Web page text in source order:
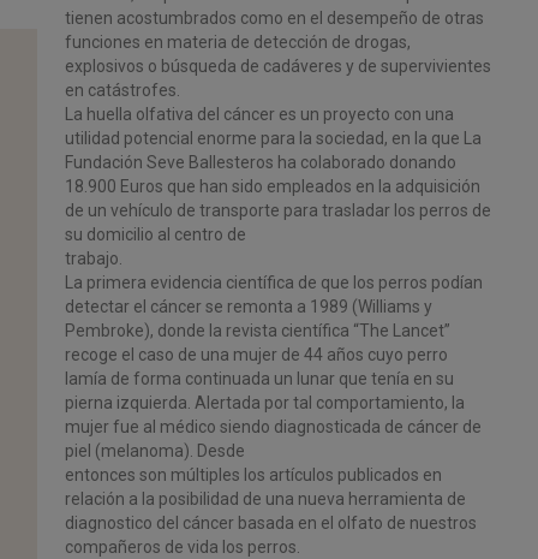
tienen acostumbrados como en el desempeño de otras
funciones en materia de detección de drogas,
explosivos o búsqueda de cadáveres y de supervivientes
en catástrofes.
La huella olfativa del cáncer es un proyecto con una
utilidad potencial enorme para la sociedad, en la que
La
Fundación Seve Ballesteros ha colaborado donando
18.900 Euros que han sido empleados en la adquisición
de un vehículo de transporte para trasladar los perros de
su domicilio al centro de
trabajo.
La primera evidencia científica de que los perros podían
detectar el cáncer se remonta a 1989 (Williams y
Pembroke), donde la revista científica “The Lancet”
recoge el caso de una mujer de 44 años cuyo perro
lamía de forma continuada un lunar que tenía en su
pierna izquierda. Alertada por tal comportamiento, la
mujer fue al médico siendo diagnosticada de cáncer de
piel (melanoma). Desde
entonces son múltiples los artículos publicados en
relación a la posibilidad de una nueva herramienta de
diagnostico del cáncer basada en el olfato de nuestros
compañeros de vida los perros.